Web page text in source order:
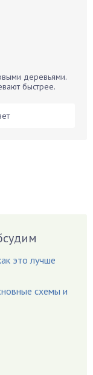
деревьями.
быстрее.
это лучше
схемы и